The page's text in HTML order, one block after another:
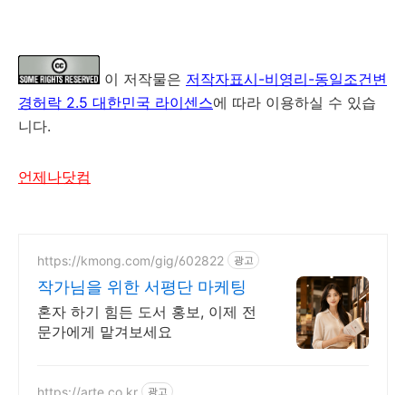
이 저작물은 저작자표시-비영리-동일조건변
경허락 2.5 대한민국 라이센스에 따라 이용하실 수 있습
니다.
언제나닷컴
https://kmong.com/gig/602822 광고
작가님을 위한 서평단 마케팅
혼자 하기 힘든 도서 홍보, 이제 전
문가에게 맡겨보세요
https://arte.co.kr 광고